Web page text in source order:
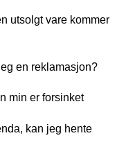
utsolgt vare kommer
en reklamasjon?
min er forsinket
kan jeg hente